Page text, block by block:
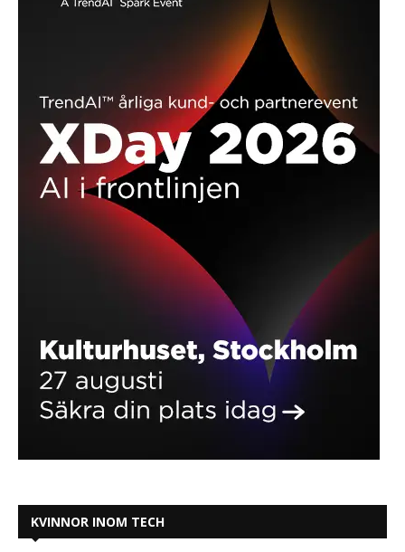
KVINNOR INOM TECH